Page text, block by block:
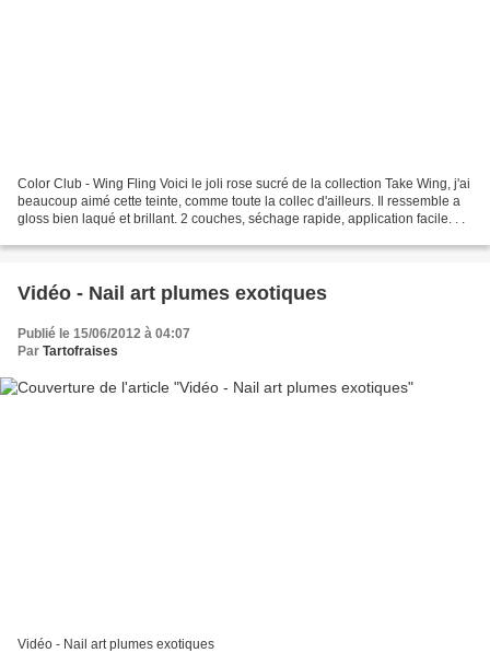
Color Club - Wing Fling Voici le joli rose sucré de la collection Take Wing, j'ai
beaucoup aimé cette teinte, comme toute la collec d'ailleurs. Il ressemble a
gloss bien laqué et brillant. 2 couches, séchage rapide, application facile. . .
Vidéo - Nail art plumes exotiques
Publié le 15/06/2012 à 04:07
Par Tartofraises
Vidéo - Nail art plumes exotiques